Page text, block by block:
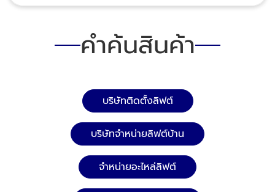
คำค้นสินค้า
บริษัทติดตั้งลิฟต์
บริษัทจำหน่ายลิฟต์บ้าน
จำหน่ายอะไหล่ลิฟต์